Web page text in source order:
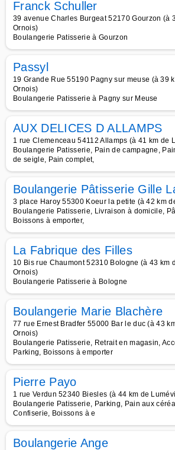
Franck Schuller
39 avenue Charles Burgeat 52170 Gourzon (à
Ornois)
Boulangerie Patisserie à Gourzon
Passyl
19 Grande Rue 55190 Pagny sur meuse (à 39
Ornois)
Boulangerie Patisserie à Pagny sur Meuse
AUX DELICES D ALLAMPS
1 rue Clemenceau 54112 Allamps (à 41 km de
Boulangerie Patisserie, Pain de campagne,
de seigle, Pain complet,
Boulangerie Pâtisserie Gille
3 place Haroy 55300 Koeur la petite (à 42 km
Boulangerie Patisserie, Livraison à domicile,
Boissons à emporter,
La Fabrique des Filles
10 Bis rue Chaumont 52310 Bologne (à 43 km
Ornois)
Boulangerie Patisserie à Bologne
Boulangerie Marie Blachère
77 rue Ernest Bradfer 55000 Bar le duc (à 43
Ornois)
Boulangerie Patisserie, Retrait en magasin,
Parking, Boissons à emporter
Pierre Payo
1 rue Verdun 52340 Biesles (à 44 km de
Boulangerie Patisserie, Parking, Pain aux
Confiserie, Boissons à e
Boulangerie Ange